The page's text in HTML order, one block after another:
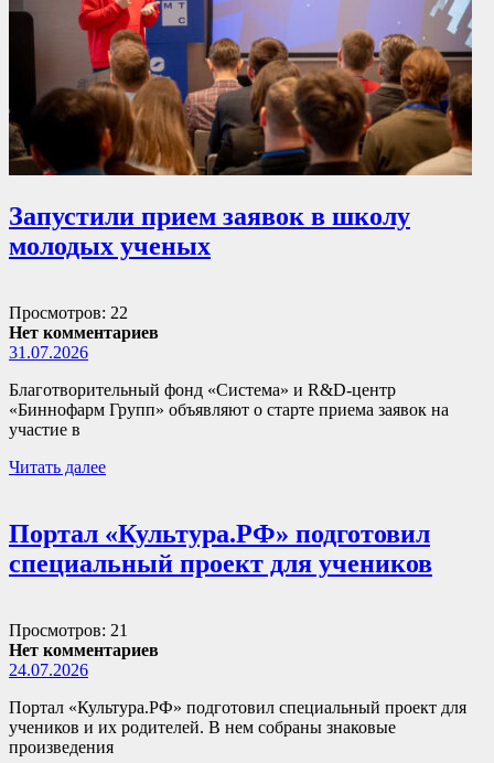
Запустили прием заявок в школу
молодых ученых
Просмотров: 22
Нет комментариев
31.07.2026
Благотворительный фонд «Система» и R&D-центр
«Биннофарм Групп» объявляют о старте приема заявок на
участие в
Читать далее
Портал «Культура.РФ» подготовил
специальный проект для учеников
Просмотров: 21
Нет комментариев
24.07.2026
Портал «Культура.РФ» подготовил специальный проект для
учеников и их родителей. В нем собраны знаковые
произведения